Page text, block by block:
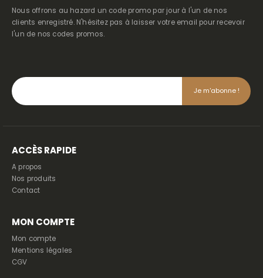
Nous offrons au hazard un code promo par jour à l'un de nos
clients enregistré. N'hésitez pas à laisser votre email pour recevoir
l'un de nos codes promos.
ACCÈS RAPIDE
A propos
Nos produits
Contact
MON COMPTE
Mon compte
Mentions légales
CGV